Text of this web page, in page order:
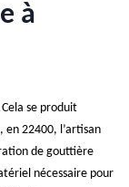
à
se produit
en 22400, l’artisan
de gouttière
nécessaire pour